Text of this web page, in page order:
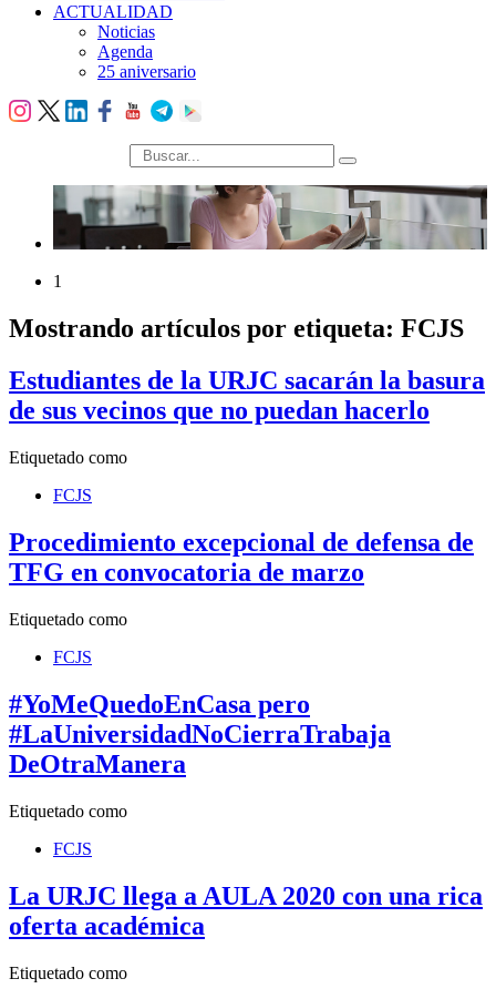
ACTUALIDAD
Noticias
Agenda
25 aniversario
búsqueda
1
Mostrando artículos por etiqueta: FCJS
Estudiantes de la URJC sacarán la basura
de sus vecinos que no puedan hacerlo
Etiquetado como
FCJS
Procedimiento excepcional de defensa de
TFG en convocatoria de marzo
Etiquetado como
FCJS
#YoMeQuedoEnCasa pero
#LaUniversidadNoCierraTrabaja
DeOtraManera
Etiquetado como
FCJS
La URJC llega a AULA 2020 con una rica
oferta académica
Etiquetado como